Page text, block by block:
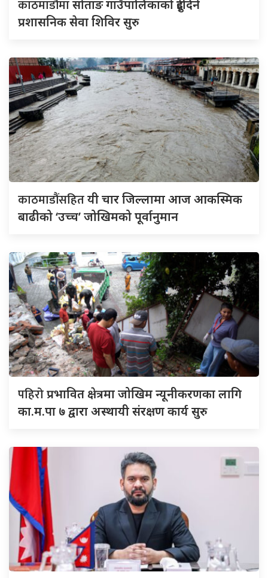
काठमाडौंमासोताङ गाउँपालिकाको दुईदिने
प्रशासनिक सेवा शिविर सुरु
काठमाडौंसहितयी चार जिल्लामा आज आकस्मिक
बाढीको ‘उच्च’ जोखिमको पूर्वानुमान
पहिरोप्रभावित क्षेत्रमा जोखिम न्यूनीकरणका लागि
का.म.पा ७ द्वारा अस्थायी संरक्षण कार्य सुरु